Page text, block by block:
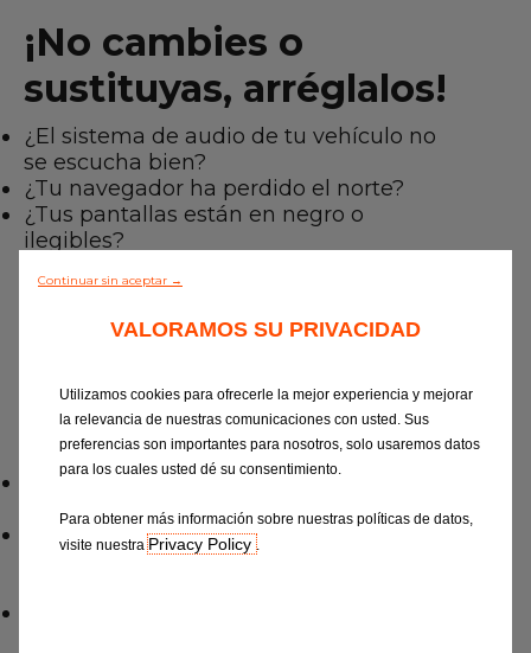
Promociones
Noticias
Servicios
Gama EUROREPAR
Todos los talleres
¡No cambies o
sustituyas, arréglalos!
¿El sistema de audio de tu vehículo no
se escucha bien?
¿Tu navegador ha perdido el norte?
¿Tus pantallas están en negro o
ilegibles?
mantenimiento y reparación multimarca que
de reparación para tu sistema de audio, navegación
y pantallas para automóviles.
Hasta un 90% de ahorro respecto a un
mismo producto nuevo.
Únicamente reemplazamos las piezas
gastadas o defectuosas en lugar de
Continuar sin aceptar →
VALORAMOS SU PRIVACIDAD
Utilizamos cookies para ofrecerle la mejor experiencia y mejorar
la relevancia de nuestras comunicaciones con usted. Sus
preferencias son importantes para nosotros, solo usaremos datos
para los cuales usted dé su consentimiento.
Para obtener más información sobre nuestras políticas de datos,
visite nuestraPrivacy Policy .